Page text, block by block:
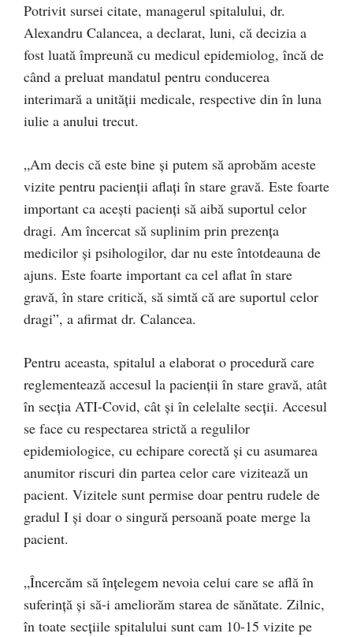
Potrivit sursei citate, managerul spitalului, dr.
Alexandru Calancea, a declarat, luni, că decizia a
fost luată împreună cu medicul epidemiolog, încă de
când a preluat mandatul pentru conducerea
interimară a unității medicale, respective din în luna
iulie a anului trecut.
„Am decis că este bine și putem să aprobăm aceste
vizite pentru pacienții aflați în stare gravă. Este foarte
important ca acești pacienți să aibă suportul celor
dragi. Am încercat să suplinim prin prezența
medicilor și psihologilor, dar nu este întotdeauna de
ajuns. Este foarte important ca cel aflat în stare
gravă, în stare critică, să simtă că are suportul celor
dragi”, a afirmat dr. Calancea.
Pentru aceasta, spitalul a elaborat o procedură care
reglementează accesul la pacienții în stare gravă, atât
în secția ATI-Covid, cât și în celelalte secții. Accesul
se face cu respectarea strictă a regulilor
epidemiologice, cu echipare corectă și cu asumarea
anumitor riscuri din partea celor care vizitează un
pacient. Vizitele sunt permise doar pentru rudele de
gradul I și doar o singură persoană poate merge la
pacient.
„Încercăm să înțelegem nevoia celui care se află în
suferință și să-i ameliorăm starea de sănătate. Zilnic,
în toate secțiile spitalului sunt cam 10-15 vizite pe